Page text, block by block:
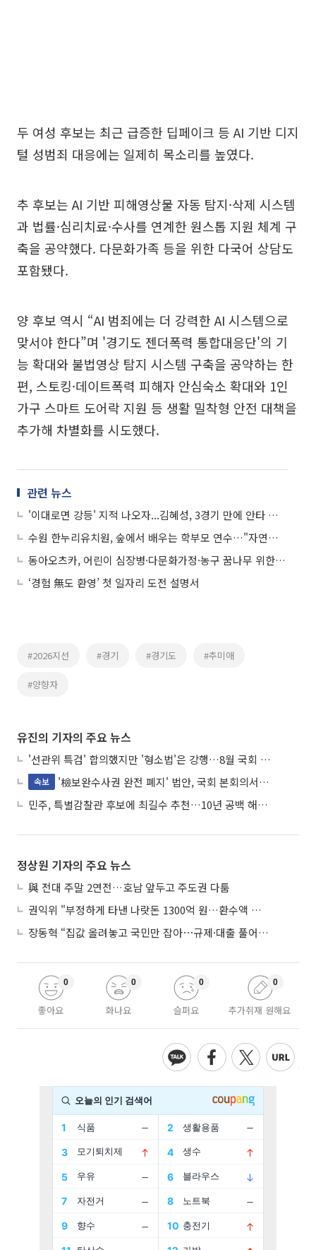
두 여성 후보는 최근 급증한 딥페이크 등 AI 기반 디지
털 성범죄 대응에는 일제히 목소리를 높였다.
추 후보는 AI 기반 피해영상물 자동 탐지·삭제 시스템
과 법률·심리치료·수사를 연계한 원스톱 지원 체계 구
축을 공약했다. 다문화가족 등을 위한 다국어 상담도
포함됐다.
양 후보 역시 “AI 범죄에는 더 강력한 AI 시스템으로
맞서야 한다”며 '경기도 젠더폭력 통합대응단'의 기
능 확대와 불법영상 탐지 시스템 구축을 공약하는 한
편, 스토킹·데이트폭력 피해자 안심숙소 확대와 1인
가구 스마트 도어락 지원 등 생활 밀착형 안전 대책을
추가해 차별화를 시도했다.
관련 뉴스
'이대로면 강등' 지적 나오자...김혜성, 3경기 만에 안타 치고 2득점
수원 한누리유치원, 숲에서 배우는 학부모 연수…"자연이 곧 교실"
동아오츠카, 어린이 심장병·다문화가정·농구 꿈나무 위한 자선경기 후원
‘경험 無도 환영’ 첫 일자리 도전 설명서
#2026지선 #경기 #경기도 #추미애
#양향자
유진의 기자의 주요 뉴스
'선관위 특검' 합의했지만 '형소법'은 강행…8월 국회 '입법 2차전' 예고
속보
'檢보완수사권 완전 폐지' 법안, 국회 본회의서 민주당 주도 통과
민주, 특별감찰관 후보에 최길수 추천…10년 공백 해소 속도
정상원 기자의 주요 뉴스
與 전대 주말 2연전…호남 앞두고 주도권 다툼
권익위 "부정하게 타낸 나랏돈 1300억 원…환수액 역대 최대"
장동혁 “집값 올려놓고 국민만 잡아⋯규제·대출 풀어야”
좋아요
0
화나요
0
슬퍼요
0
추가취재 원해요
0